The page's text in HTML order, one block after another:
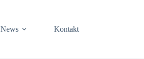
News Kontakt